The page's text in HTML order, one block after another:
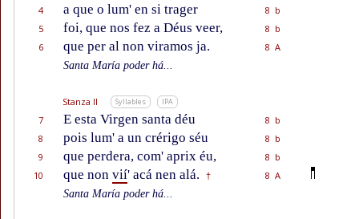
4
a que o lum' en si trager
8 b
5
foi, que nos fez a Déus veer,
8 b
6
que per al non viramos ja.
8 A
Santa María poder há...
Stanza II Syllables IPA
7 E esta Virgen santa déu
8 b
8
pois lum' a un crérigo séu
8 b
9
que perdera, com' aprix éu,
8 b
10
que non vií' acá nen alá. †
8 A
Santa María poder há...